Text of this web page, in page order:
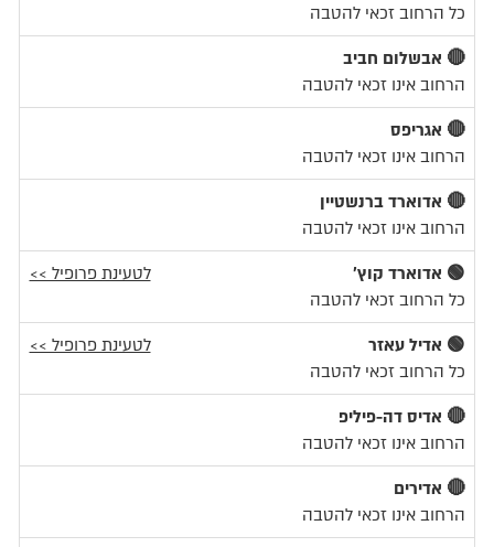
כל הרחוב זכאי להטבה
🔴 אבשלום חביב
הרחוב אינו זכאי להטבה
🔴 אגריפס
הרחוב אינו זכאי להטבה
🔴 אדוארד ברנשטיין
הרחוב אינו זכאי להטבה
🟢 אדוארד קוץ'
לטעינת פרופיל >>
כל הרחוב זכאי להטבה
🟢 אדיל עאזר
לטעינת פרופיל >>
כל הרחוב זכאי להטבה
🔴 אדיס דה-פיליפ
הרחוב אינו זכאי להטבה
🔴 אדירים
הרחוב אינו זכאי להטבה